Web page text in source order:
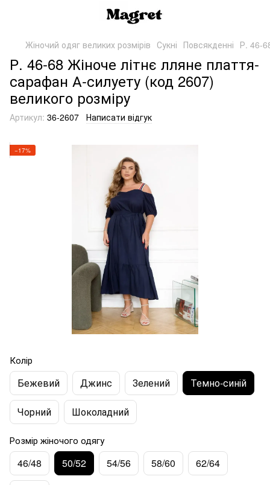
Жіночий одяг великих розмірів Сукні Повсякденні Р. 46-
Р. 46-68 Жіноче літнє лляне плаття-
сарафан А-силуету (код 2607)
великого розміру
Артикул: 36-2607 Написати відгук
−17%
Колір
Бежевий Джинс Зелений Темно-синій
Чорний Шоколадний
Розмір жіночого одягу
46/48 50/52 54/56 58/60 62/64